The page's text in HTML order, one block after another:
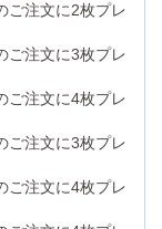
ご注文に2枚プレ
ご注文に3枚プレ
ご注文に4枚プレ
ご注文に3枚プレ
ご注文に4枚プレ